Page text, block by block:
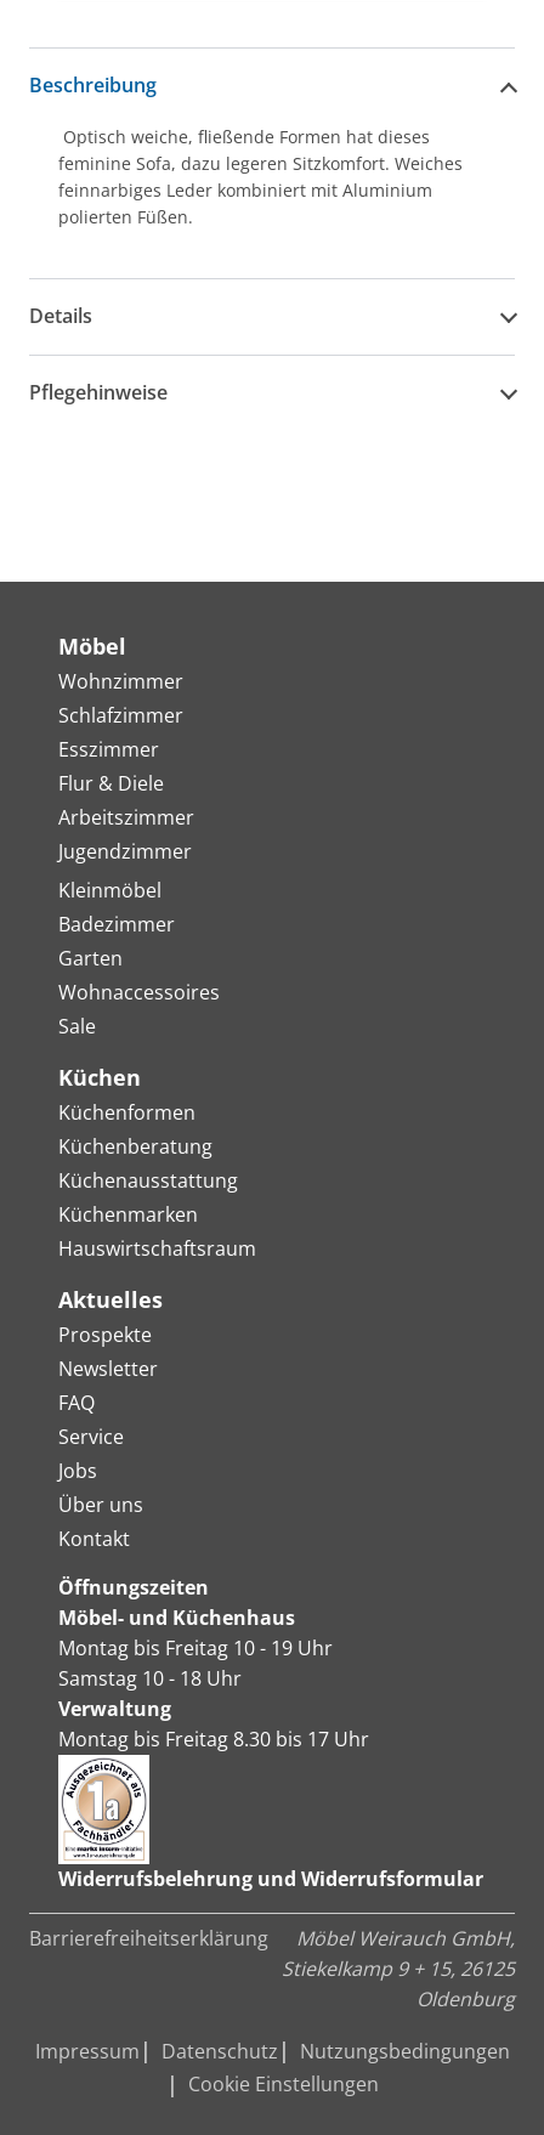
Beschreibung
Optisch weiche, fließende Formen hat dieses
feminine Sofa, dazu legeren Sitzkomfort. Weiches
feinnarbiges Leder kombiniert mit Aluminium
polierten Füßen.
Details
Pflegehinweise
Möbel
Wohnzimmer
Schlafzimmer
Esszimmer
Flur & Diele
Arbeitszimmer
Jugendzimmer
Kleinmöbel
Badezimmer
Garten
Wohnaccessoires
Sale
Küchen
Küchenformen
Küchenberatung
Küchenausstattung
Küchenmarken
Hauswirtschaftsraum
Aktuelles
Prospekte
Newsletter
FAQ
Service
Jobs
Über uns
Kontakt
Öffnungszeiten
Möbel- und Küchenhaus
Montag bis Freitag 10 - 19 Uhr
Samstag 10 - 18 Uhr
Verwaltung
Montag bis Freitag 8.30 bis 17 Uhr
Widerrufsbelehrung und Widerrufsformular
Barrierefreiheitserklärung
Möbel Weirauch GmbH,
Stiekelkamp 9 + 15, 26125
Oldenburg
Impressum
Datenschutz
Nutzungsbedingungen
Cookie Einstellungen